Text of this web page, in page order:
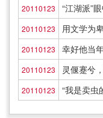
20110123 “江湖派”
20110123 用文学为
20110123 幸好他当
20110123 灵偃蹇兮
20110123 “我是卖虫